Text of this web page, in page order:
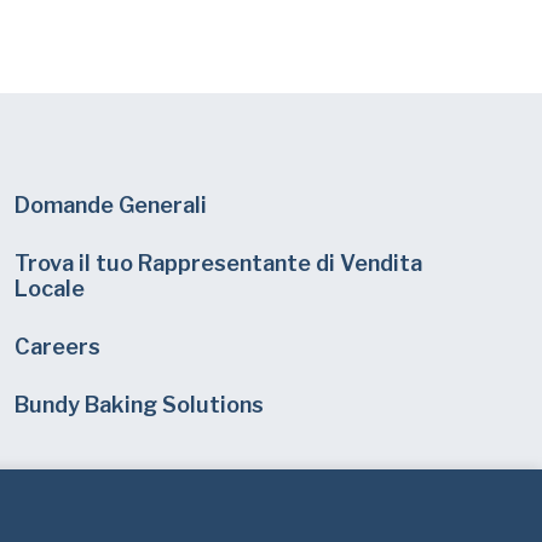
Domande Generali
Trova il tuo Rappresentante di Vendita
Locale
Careers
Bundy Baking Solutions